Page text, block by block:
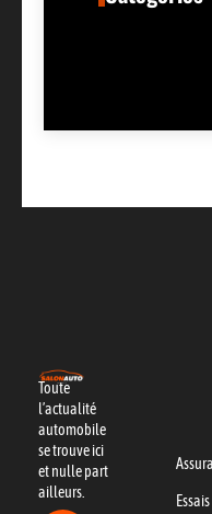
Toute
l’actualité
automobile
se trouve ici
et nulle part
ailleurs.
Essais